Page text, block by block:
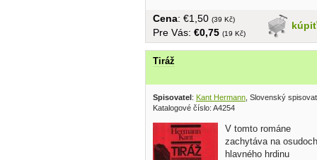
kúpiť
Cena: €1,50 (39 Kč)
Pre Vás: €0,75 (19 Kč)
Tiráž
Spisovatel: Kant Hermann , Slovenský
Katalogové číslo: A4254
V tomto románe
zachytáva na osudoch
hlavného hrdinu